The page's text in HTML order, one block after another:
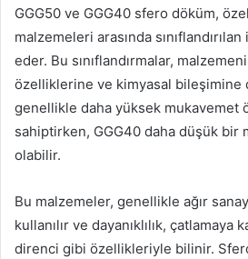
GGG50 ve GGG40 sfero döküm,
malzemeleri arasında
eder. Bu sınıflandırmalar,
özelliklerine ve kimyasal bileşimine
genellikle daha yüksek mukavemet
sahiptirken, GGG40 daha düşük bir
olabilir.
Bu malzemeler, genellikle ağır
kullanılır ve dayanıklılık, çatlamaya
direnci gibi özellikleriyle bilinir.